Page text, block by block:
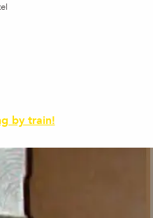
by train!